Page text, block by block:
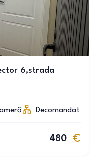
6,strada
Decomandat
480